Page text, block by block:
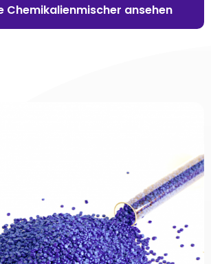
Chemikalienmischer ansehen